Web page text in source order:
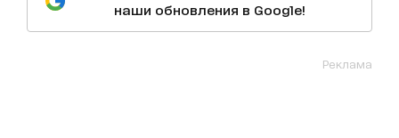
наши обновления в Google!
Реклама